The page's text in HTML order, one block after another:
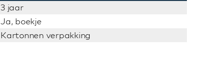
3 jaar
Ja, boekje
Kartonnen verpakking